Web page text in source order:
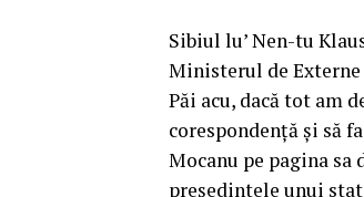
Sibiul lu’ Nen-tu
Ministerul de Externe
Păi acu, dacă tot am
corespondență și să
Mocanu pe pagina sa
președintele unui